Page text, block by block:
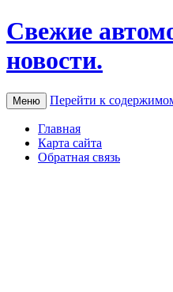
Свежие
новости.
Меню Перейти к
Главная
Карта сайта
Обратная связь